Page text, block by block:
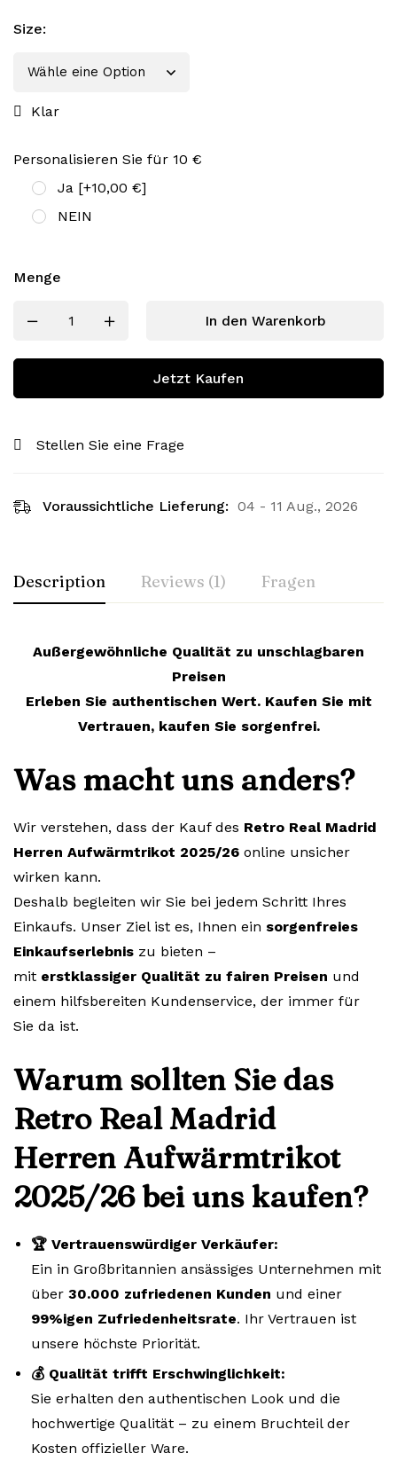
Size:
Klar
Personalisieren Sie für 10 €
Ja [+10,00 €]
NEIN
Menge
In den Warenkorb
Jetzt Kaufen
Stellen Sie eine Frage
Voraussichtliche Lieferung: 04 - 11 Aug., 2026
Description Reviews (1) Fragen
Außergewöhnliche Qualität zu unschlagbaren
Preisen
Erleben Sie authentischen Wert. Kaufen Sie mit
Vertrauen, kaufen Sie sorgenfrei.
Was macht uns anders?
Wir verstehen, dass der Kauf des Retro Real Madrid
Herren Aufwärmtrikot 2025/26 online unsicher
wirken kann.
Deshalb begleiten wir Sie bei jedem Schritt Ihres
Einkaufs. Unser Ziel ist es, Ihnen ein sorgenfreies
Einkaufserlebnis zu bieten –
mit erstklassiger Qualität zu fairen Preisen und
einem hilfsbereiten Kundenservice, der immer für
Sie da ist.
Warum sollten Sie das
Retro Real Madrid
Herren Aufwärmtrikot
2025/26 bei uns kaufen?
🏆 Vertrauenswürdiger Verkäufer:
Ein in Großbritannien ansässiges Unternehmen mit
über 30.000 zufriedenen Kunden und einer
99%igen Zufriedenheitsrate. Ihr Vertrauen ist
unsere höchste Priorität.
💰 Qualität trifft Erschwinglichkeit:
Sie erhalten den authentischen Look und die
hochwertige Qualität – zu einem Bruchteil der
Kosten offizieller Ware.